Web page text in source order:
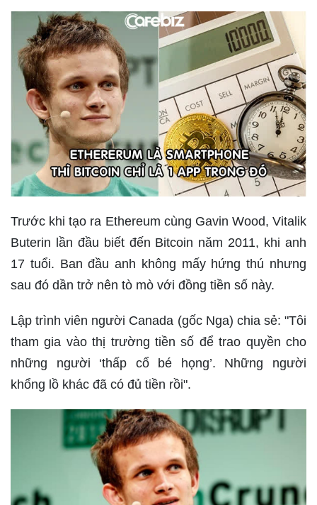
Trước khi tạo ra Ethereum cùng Gavin Wood, Vitalik
Buterin lần đầu biết đến Bitcoin năm 2011, khi anh
17 tuổi. Ban đầu anh không mấy hứng thú nhưng
sau đó dần trở nên tò mò với đồng tiền số này.
Lập trình viên người Canada (gốc Nga) chia sẻ: "Tôi
tham gia vào thị trường tiền số để trao quyền cho
những người ‘thấp cổ bé họng’. Những người
khổng lồ khác đã có đủ tiền rồi".